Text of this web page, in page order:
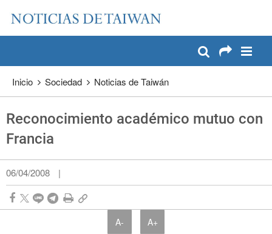
Pase a contenido principal
Inicio Sociedad Noticias de Taiwán
Reconocimiento académico mutuo con
Francia
06/04/2008 |
A- A+